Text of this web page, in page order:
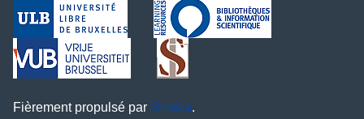
Fièrement propulsé par Omeka.